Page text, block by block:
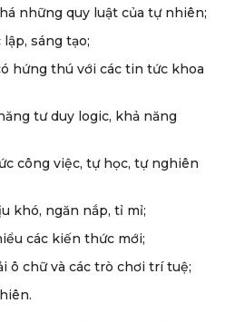
những quy luật của tự nhiên;
sáng tạo;
hứng thú với các tin tức khoa
tư duy logic, khả năng
công việc, tự học, tự nghiên
khó, ngăn nắp, tỉ mỉ;
các kiến thức mới;
ô chữ và các trò chơi trí tuệ;